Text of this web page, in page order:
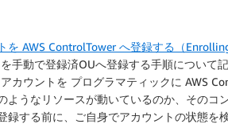
を AWS ControlTower へ登録する（
手動で登録済OUへ登録する手順について
カウントを プログラマティックに AWS
ようなリソースが動いているのか、そのコ
する前に、ご自身でアカウントの状態を